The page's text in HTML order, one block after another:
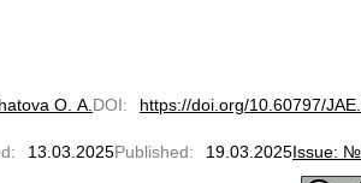
O. A. DOI: https://doi.org/10.60797/
: 13.03.2025Published: 19.03.2025Issue: